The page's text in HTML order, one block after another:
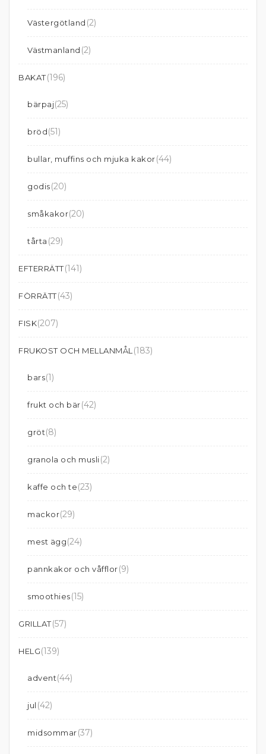
Västergötland (2)
Västmanland (2)
BAKAT(196)
bärpaj(25)
bröd(51)
bullar, muffins och mjuka kakor(44)
godis(20)
småkakor(20)
tårta (29)
EFTERRÄTT(141)
FÖRRÄTT(43)
FISK(207)
FRUKOST OCH MELLANMÅL (183)
bars(1)
frukt och bär(42)
gröt(8)
granola och musli(2)
kaffe och te(23)
mackor(29)
mest ägg(24)
pannkakor och våfflor(9)
smoothies(15)
GRILLAT(57)
HELG(139)
advent(44)
jul (42)
midsommar(37)